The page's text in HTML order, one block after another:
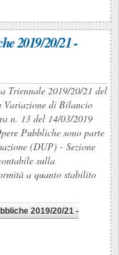
2019/20/21 -
Triennale 2019/20/21 del
Variazione di Bilancio
n. 13 del 14/03/2019
Pubbliche sono parte
(DUP) - Sezione
sulla
a quanto stabilito
2019/20/21 -